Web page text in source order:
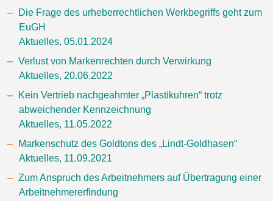
Die Frage des urheberrechtlichen Werkbegriffs geht zum
EuGH
Aktuelles, 05.01.2024
Verlust von Markenrechten durch Verwirkung
Aktuelles, 20.06.2022
Kein Vertrieb nachgeahmter „Plastikuhren“ trotz
abweichender Kennzeichnung
Aktuelles, 11.05.2022
Markenschutz des Goldtons des „Lindt-Goldhasen“
Aktuelles, 11.09.2021
Zum Anspruch des Arbeitnehmers auf Übertragung einer
Arbeitnehmererfindung